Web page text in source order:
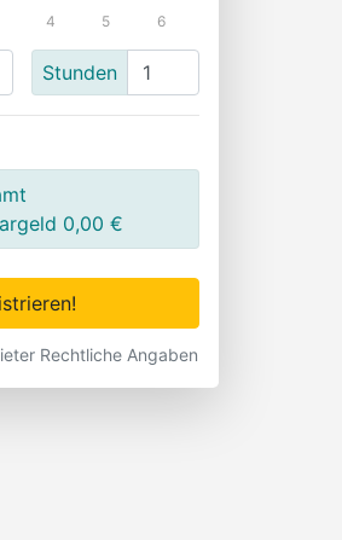
4 5 6
Stunden
0,00 €
Rechtliche Angaben